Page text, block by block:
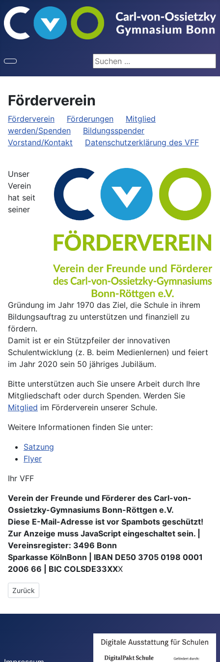
Seite durchsuchen
Förderverein
Förderverein Förderungen
Mitglied
werden/Spenden
Bildungsspender
Vorstand/Kontakt
Datenschutzerklärung des VFF
Unser
Verein
hat seit
seiner
Gründung im Jahr 1970 das Ziel, die Schule in ihrem
Bildungsauftrag zu unterstützen und finanziell zu
fördern.
Damit ist er ein Stützpfeiler der innovativen
Schulentwicklung (z. B. beim Medienlernen) und feiert
im Jahr 2020 sein 50 jähriges Jubiläum.
Bitte unterstützen auch Sie unsere Arbeit durch Ihre
Mitgliedschaft oder durch Spenden. Werden Sie
Mitglied im Förderverein unserer Schule.
Weitere Informationen finden Sie unter:
Satzung
Flyer
Ihr VFF
Verein der Freunde und Förderer des Carl-von-
Ossietzky-Gymnasiums Bonn-Röttgen e.V.
Diese E-Mail-Adresse ist vor Spambots geschützt!
Zur Anzeige muss JavaScript eingeschaltet sein.
Vereinsregister: 3496 Bonn
Sparkasse KölnBonn | IBAN DE50 3705 0198 0001
2006 66 | BIC COLSDE33XXX
Vorheriger Beitrag: Förderungen
Zurück